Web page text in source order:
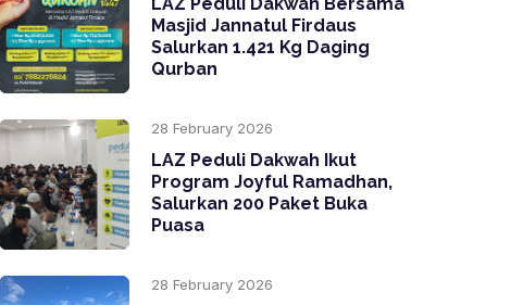
Masjid Jannatul Firdaus
Salurkan 1.421 Kg Daging
Qurban
28 February 2026
LAZ Peduli Dakwah Ikut
Program Joyful Ramadhan,
Salurkan 200 Paket Buka
Puasa
28 February 2026